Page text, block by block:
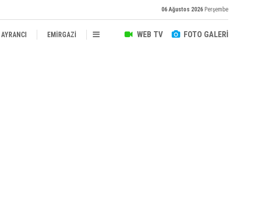
06 Ağustos 2026 Perşembe
WEB TV FOTO GALERİ
AYRANCI EMİRGAZİ